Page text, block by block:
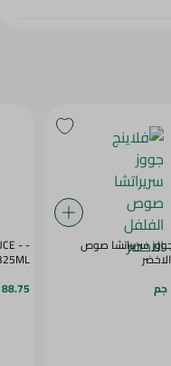
سريراتشا صوص -
88.75 جم